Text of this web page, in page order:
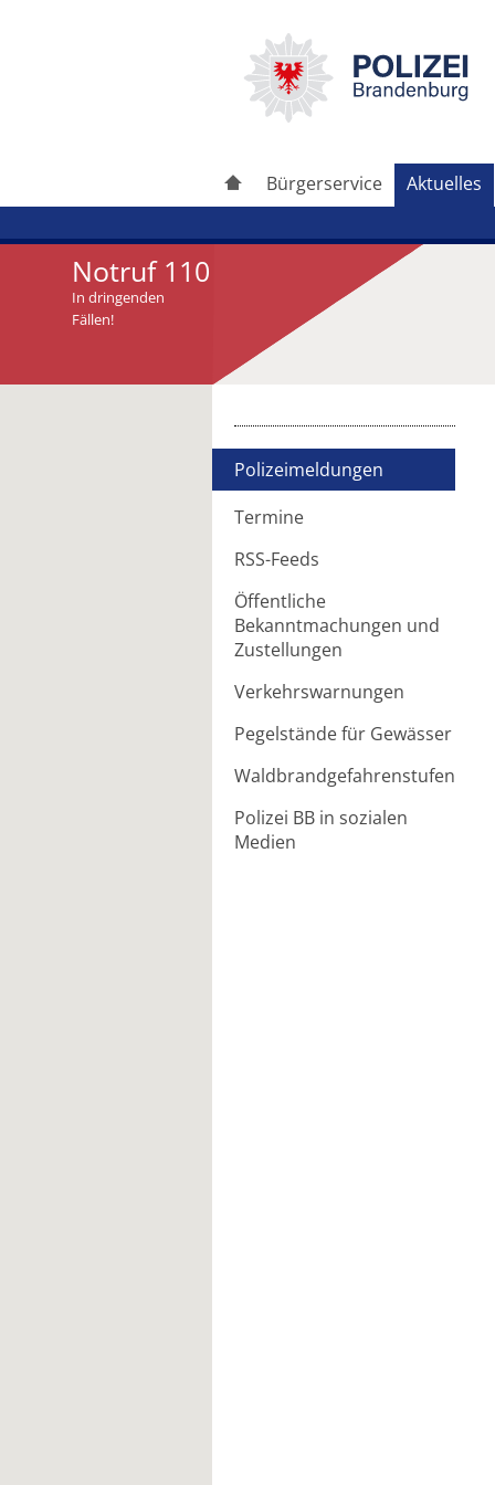
Bürgerservice Aktuelles
Notruf 110
In dringenden
Fällen!
Polizeimeldungen
Termine
RSS-Feeds
Öffentliche
Bekanntmachungen und
Zustellungen
Verkehrswarnungen
Pegelstände für Gewässer
Waldbrandgefahrenstufen
Polizei BB in sozialen
Medien
Artikel weiterleiten